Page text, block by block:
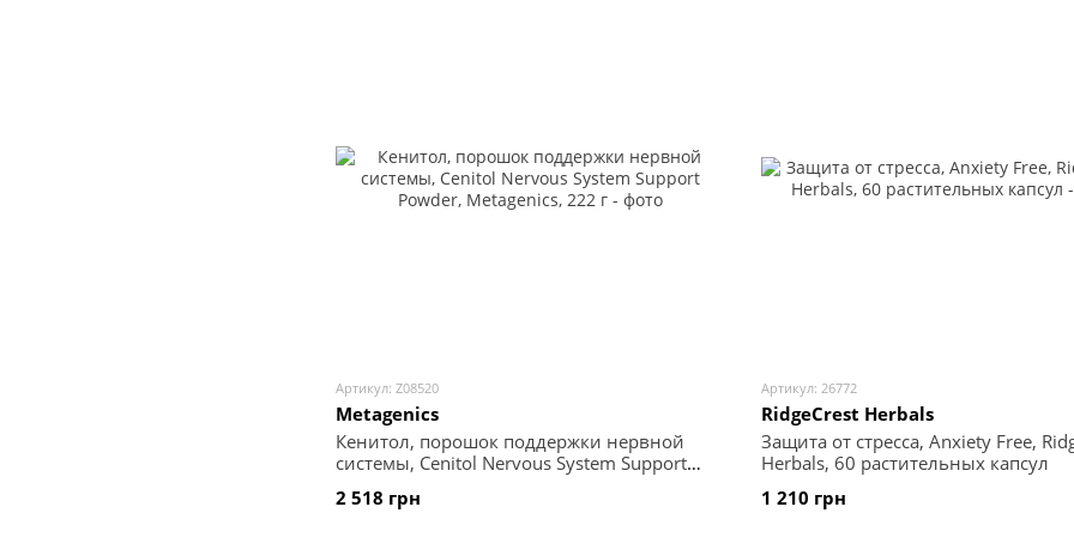
Артикул: Z08520
Metagenics
Кенитол, порошок поддержки нервной
системы, Cenitol Nervous System Support
2 518 грн
Артикул: 26772
RidgeCrest Herbals
Защита от стресса, Anxiety Freе,
Herbals, 60 растительных капсул
1 210 грн